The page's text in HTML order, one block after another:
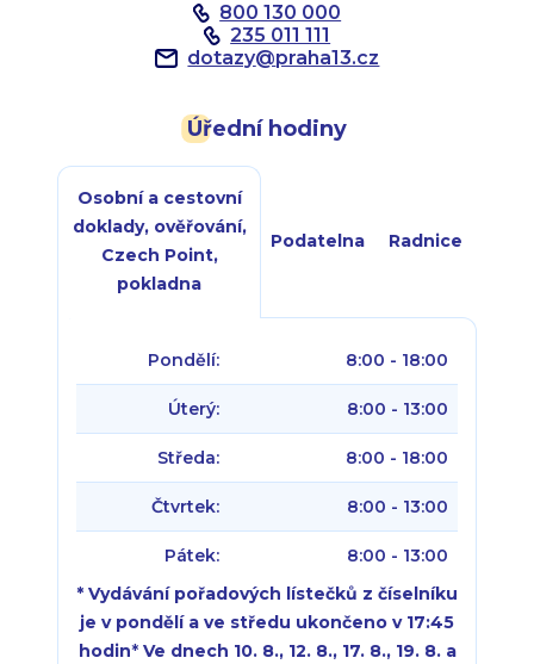
800 130 000
235 011 111
dotazy@praha13.cz
Úřední hodiny
Osobní a cestovní
doklady, ověřování,
Czech Point,
pokladna
Podatelna Radnice
Pondělí: 8:00 - 18:00
Úterý: 8:00 - 13:00
Středa: 8:00 - 18:00
Čtvrtek: 8:00 - 13:00
Pátek:
8:00 - 13:00
* Vydávání pořadových lístečků z číselníku
je v pondělí a ve středu ukončeno v 17:45
hodin* Ve dnech 10. 8., 12. 8., 17. 8., 19. 8. a